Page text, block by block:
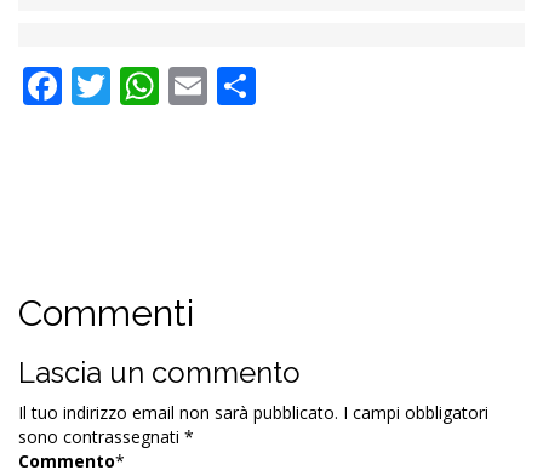
Facebook
Twitter
WhatsApp
Email
Commenti
Lascia un commento
Il tuo indirizzo email non sarà pubblicato. I campi obbligatori
sono contrassegnati *
Commento*